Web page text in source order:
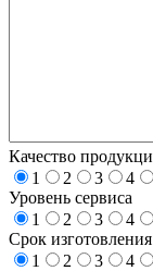
Качество
1
2 3 4
Уровень сервиса
1
2 3 4
Срок изготовления
1
2 3 4